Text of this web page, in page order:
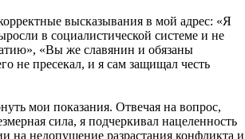
высказывания в мой адрес: «Я
в социалистической системе и не
«Вы же славянин и обязаны
не пресекал, и я сам защищал честь
мои показания. Отвечая на вопрос,
сила, я подчеркивал нацеленность
на недопущение разрастания конфликта и